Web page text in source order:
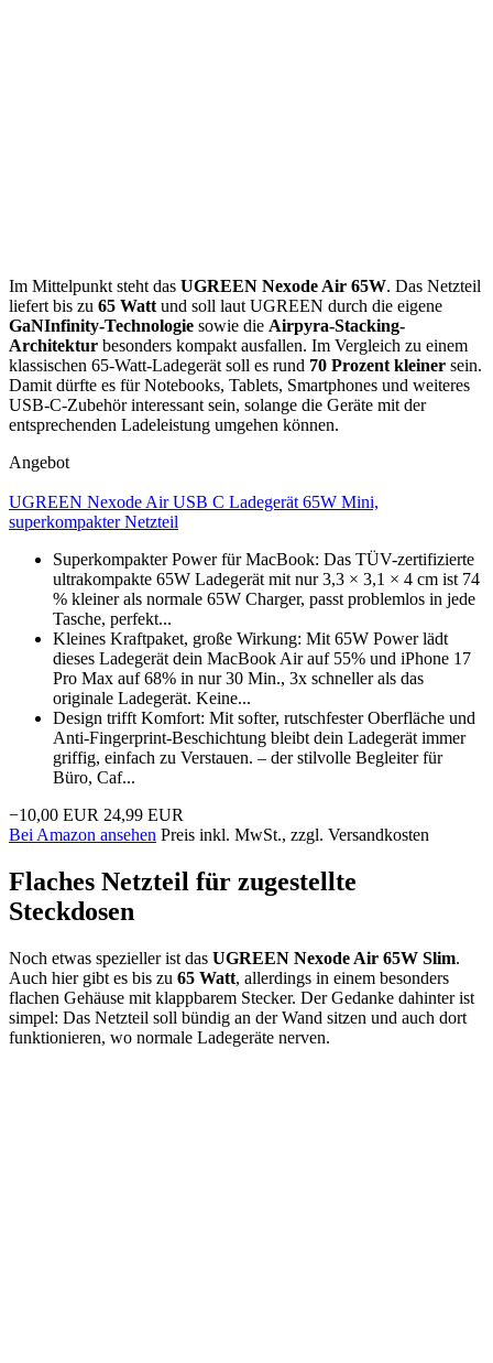
Im Mittelpunkt steht das UGREEN Nexode Air 65W. Das Netzteil
liefert bis zu 65 Watt und soll laut UGREEN durch die eigene
GaNInfinity-Technologie sowie die Airpyra-Stacking-
Architektur besonders kompakt ausfallen. Im Vergleich zu einem
klassischen 65-Watt-Ladegerät soll es rund 70 Prozent kleiner sein.
Damit dürfte es für Notebooks, Tablets, Smartphones und weiteres
USB-C-Zubehör interessant sein, solange die Geräte mit der
entsprechenden Ladeleistung umgehen können.
Angebot
UGREEN Nexode Air USB C Ladegerät 65W Mini,
superkompakter Netzteil
Superkompakter Power für MacBook: Das TÜV-zertifizierte
ultrakompakte 65W Ladegerät mit nur 3,3 × 3,1 × 4 cm ist 74
% kleiner als normale 65W Charger, passt problemlos in jede
Tasche, perfekt...
Kleines Kraftpaket, große Wirkung: Mit 65W Power lädt
dieses Ladegerät dein MacBook Air auf 55% und iPhone 17
Pro Max auf 68% in nur 30 Min., 3x schneller als das
originale Ladegerät. Keine...
Design trifft Komfort: Mit softer, rutschfester Oberfläche und
Anti-Fingerprint-Beschichtung bleibt dein Ladegerät immer
griffig, einfach zu Verstauen. – der stilvolle Begleiter für
Büro, Caf...
−10,00 EUR 24,99 EUR
Bei Amazon ansehen Preis inkl. MwSt., zzgl. Versandkosten
Flaches Netzteil für zugestellte
Steckdosen
Noch etwas spezieller ist das UGREEN Nexode Air 65W Slim.
Auch hier gibt es bis zu 65 Watt, allerdings in einem besonders
flachen Gehäuse mit klappbarem Stecker. Der Gedanke dahinter ist
simpel: Das Netzteil soll bündig an der Wand sitzen und auch dort
funktionieren, wo normale Ladegeräte nerven.